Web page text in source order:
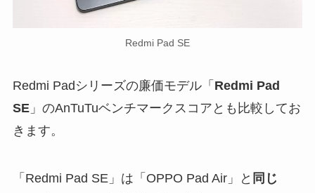
Redmi Pad SE
Redmi Padシリーズの廉価モデル「 Redmi Pad
SE」のAnTuTuベンチマークスコアとも比較してお
きます。
「Redmi Pad SE」は「OPPO Pad Air」と 同じ